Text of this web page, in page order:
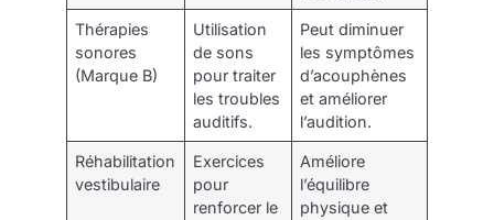
Thérapies
sonores
(Marque B)
Utilisation
de sons
pour traiter
les troubles
auditifs.
Peut diminuer
les symptômes
d’acouphènes
et améliorer
l’audition.
Réhabilitation
vestibulaire
Exercices
pour
renforcer le
Améliore
l’équilibre
physique et